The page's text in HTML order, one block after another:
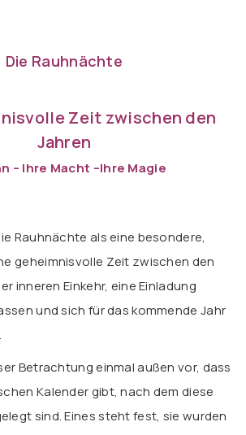
Die Rauhnächte
Zeit zwischen den
Jahren
– Ihre Macht –Ihre Magie
Rauhnächte als eine besondere,
geheimnisvolle Zeit zwischen den
inneren Einkehr, eine Einladung
und sich für das kommende Jahr
Betrachtung einmal außen vor, dass
Kalender gibt, nach dem diese
sind. Eines steht fest, sie wurden